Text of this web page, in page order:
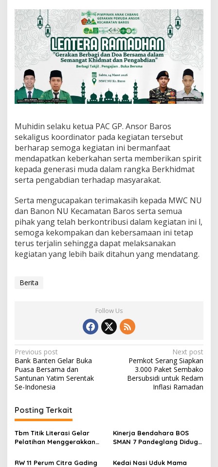
Muhidin selaku ketua PAC GP. Ansor Baros
sekaligus koordinator pada kegiatan tersebut
berharap semoga kegiatan ini bermanfaat
mendapatkan keberkahan serta memberikan spirit
kepada generasi muda dalam rangka Berkhidmat
serta pengabdian terhadap masyarakat.
Serta mengucapakan terimakasih kepada MWC NU
dan Banon NU Kecamatan Baros serta semua
pihak yang telah berkontribusi dalam kegiatan ini l,
semoga kekompakan dan kebersamaan ini tetap
terus terjalin sehingga dapat melaksanakan
kegiatan yang lebih baik ditahun yang mendatang.
Berita
Follow Us
Post
navigation
Previous post
Bank Banten Gelar Buka
Puasa Bersama dan
Santunan Yatim Serentak
Se-Indonesia
Next post
Pemkot Serang Siapkan
3.000 Paket Sembako
Bersubsidi untuk Redam
Inflasi Ramadan
Posting Terkait
Tbm Titik Literasi Gelar
Pelatihan Menggerakkan
Komunitas
Kinerja Bendahara BOS
SMAN 7 Pandeglang Diduga
Dorong Inspektorat Turun
RW 11 Perum Citra Gading Kedai Nasi Uduk Mama